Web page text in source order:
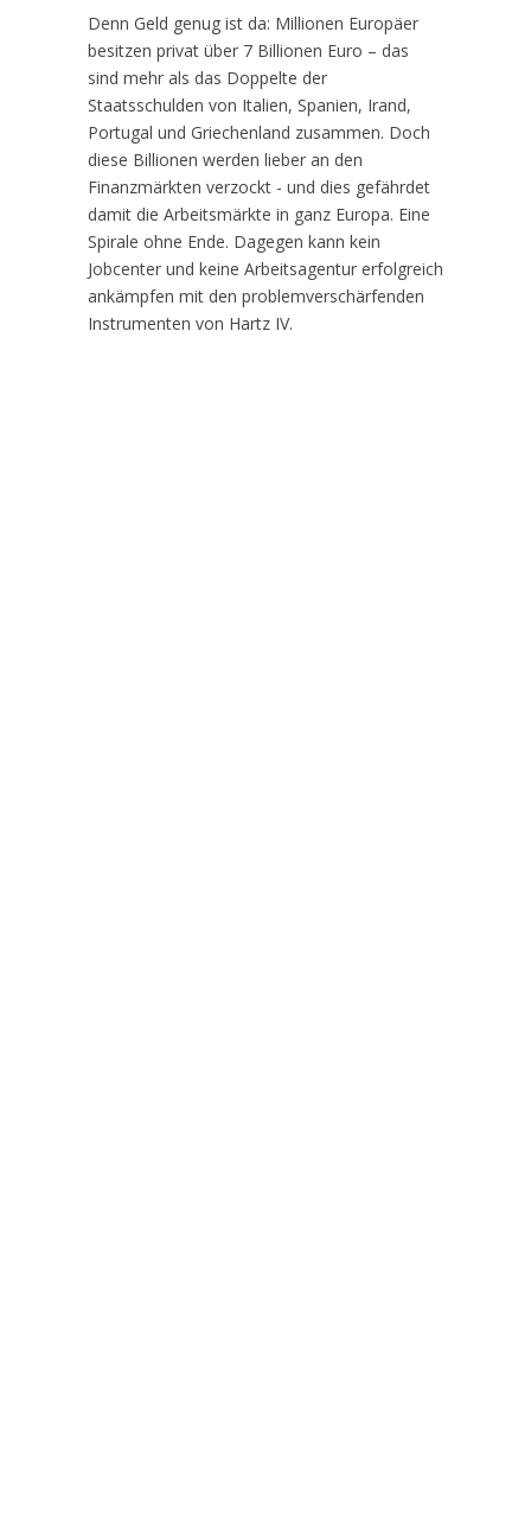
Denn Geld genug ist da: Millionen Europäer
besitzen privat über 7 Billionen Euro – das
sind mehr als das Doppelte der
Staatsschulden von Italien, Spanien, Irand,
Portugal und Griechenland zusammen. Doch
diese Billionen werden lieber an den
Finanzmärkten verzockt - und dies gefährdet
damit die Arbeitsmärkte in ganz Europa. Eine
Spirale ohne Ende. Dagegen kann kein
Jobcenter und keine Arbeitsagentur erfolgreich
ankämpfen mit den problemverschärfenden
Instrumenten von Hartz IV.